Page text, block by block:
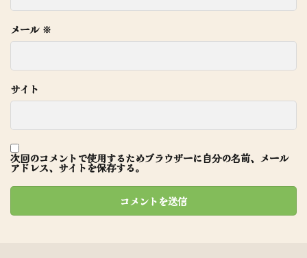
メール ※
サイト
次回のコメントで使用するためブラウザーに自分の名前、メール
アドレス、サイトを保存する。